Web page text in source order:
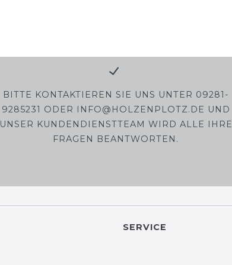
BITTE KONTAKTIEREN SIE UNS UNTER 09281-
9285231 ODER INFO@HOLZENPLOTZ.DE UND
UNSER KUNDENDIENSTTEAM WIRD ALLE IHRE
FRAGEN BEANTWORTEN.
SERVICE